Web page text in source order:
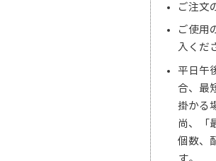
ご注文
ご使用
入くだ
平日午
合、最
掛かる
尚、「
個数、
す。